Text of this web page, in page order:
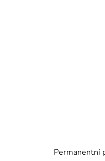
Permanentní